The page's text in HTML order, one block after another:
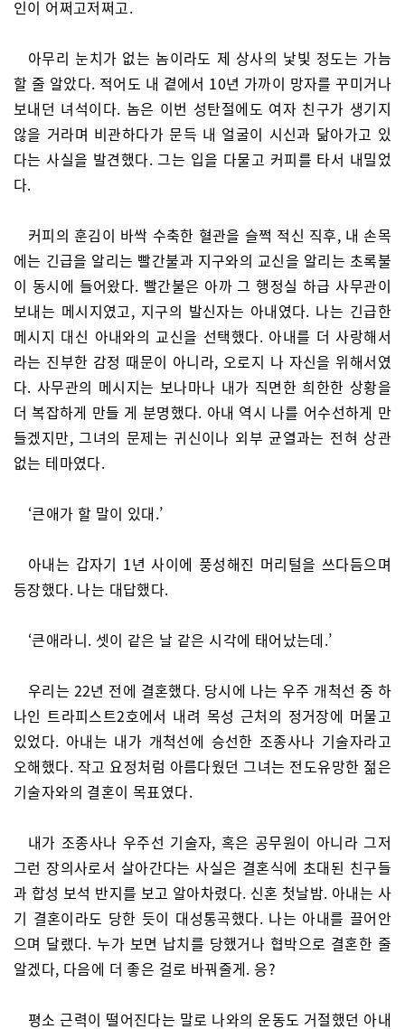
인이 어쩌고저쩌고.
아무리 눈치가 없는 놈이라도 제 상사의 낯빛 정도는 가늠
할 줄 알았다. 적어도 내 곁에서 10년 가까이 망자를 꾸미거나
보내던 녀석이다. 놈은 이번 성탄절에도 여자 친구가 생기지
않을 거라며 비관하다가 문득 내 얼굴이 시신과 닮아가고 있
다는 사실을 발견했다. 그는 입을 다물고 커피를 타서 내밀었
다.
커피의 훈김이 바싹 수축한 혈관을 슬쩍 적신 직후, 내 손목
에는 긴급을 알리는 빨간불과 지구와의 교신을 알리는 초록불
이 동시에 들어왔다. 빨간불은 아까 그 행정실 하급 사무관이
보내는 메시지였고, 지구의 발신자는 아내였다. 나는 긴급한
메시지 대신 아내와의 교신을 선택했다. 아내를 더 사랑해서
라는 진부한 감정 때문이 아니라, 오로지 나 자신을 위해서였
다. 사무관의 메시지는 보나마나 내가 직면한 희한한 상황을
더 복잡하게 만들 게 분명했다. 아내 역시 나를 어수선하게 만
들겠지만, 그녀의 문제는 귀신이나 외부 균열과는 전혀 상관
없는 테마였다.
‘큰애가 할 말이 있대.’
아내는 갑자기 1년 사이에 풍성해진 머리털을 쓰다듬으며
등장했다. 나는 대답했다.
‘큰애라니. 셋이 같은 날 같은 시각에 태어났는데.’
우리는 22년 전에 결혼했다. 당시에 나는 우주 개척선 중 하
나인 트라피스트2호에서 내려 목성 근처의 정거장에 머물고
있었다. 아내는 내가 개척선에 승선한 조종사나 기술자라고
오해했다. 작고 요정처럼 아름다웠던 그녀는 전도유망한 젊은
기술자와의 결혼이 목표였다.
내가 조종사나 우주선 기술자, 혹은 공무원이 아니라 그저
그런 장의사로서 살아간다는 사실은 결혼식에 초대된 친구들
과 합성 보석 반지를 보고 알아차렸다. 신혼 첫날밤. 아내는 사
기 결혼이라도 당한 듯이 대성통곡했다. 나는 아내를 끌어안
으며 달랬다. 누가 보면 납치를 당했거나 협박으로 결혼한 줄
알겠다, 다음에 더 좋은 걸로 바꿔줄게. 응?
평소 근력이 떨어진다는 말로 나와의 운동도 거절했던 아내